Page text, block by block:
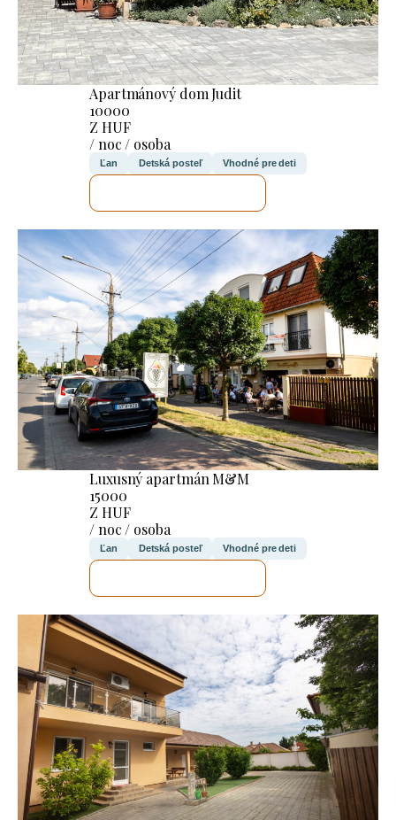
Apartmánový dom Judit
10000
Z HUF
/ noc / osoba
Ľan Detská posteľ Vhodné pre deti
Luxusný apartmán M&M
15000
Z HUF
/ noc / osoba
Ľan Detská posteľ Vhodné pre deti